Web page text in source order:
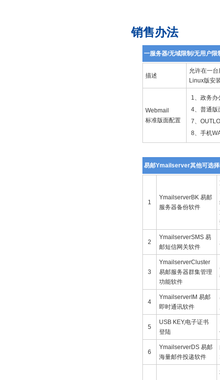
销售办法
一服务器/无域限制/无用户限
描述
允许在一
Linux版安
Webmail
标准版面配置
1、政务
4、普通版
7、
8、手机
易邮Ymailserver其他可选
1
YmailserverBK 易邮
服务器备份软件
2
YmailserverSMS 易
邮短信网关软件
3
YmailserverCluster
易邮服务器群集管理
功能软件
4
YmailserverIM 易邮
即时通讯软件
5
USB KEY,电子证书
登陆
6
YmailserverDS 易邮
海量邮件投递软件